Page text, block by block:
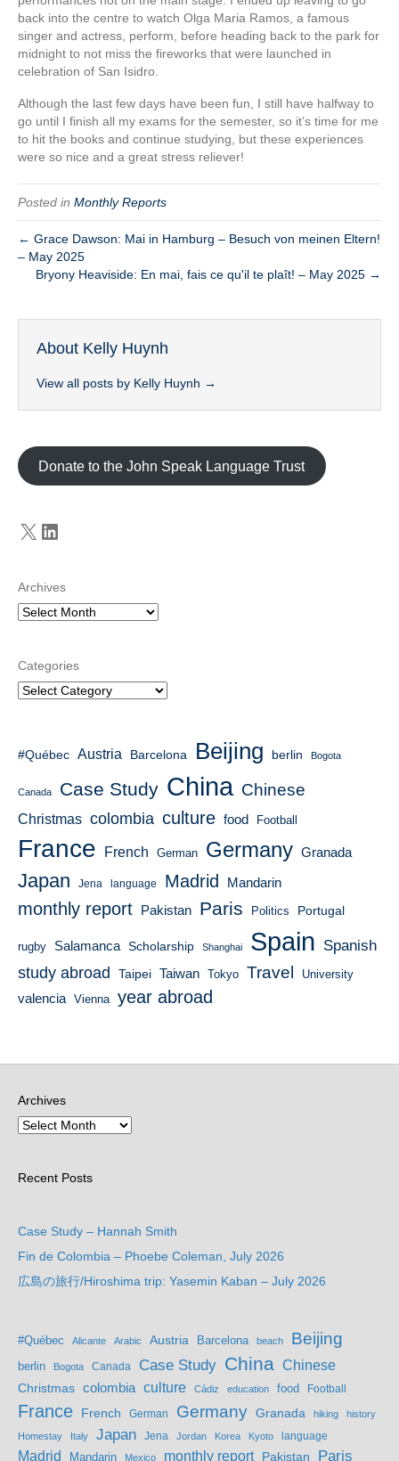
back into the centre to watch Olga Maria Ramos, a famous
singer and actress, perform, before heading back to the park for
midnight to not miss the fireworks that were launched in
celebration of San Isidro.
Although the last few days have been fun, I still have halfway to
go until I finish all my exams for the semester, so it’s time for me
to hit the books and continue studying, but these experiences
were so nice and a great stress reliever!
Posted in Monthly Reports
← Grace Dawson: Mai in Hamburg – Besuch von meinen Eltern!
– May 2025
Bryony Heaviside: En mai, fais ce qu'il te plaît! – May 2025 →
About Kelly Huynh
View all posts by Kelly Huynh →
Donate to the John Speak Language Trust
X LinkedIn
Archives
Categories
#Québec Austria Barcelona Beijing berlin Bogota
Canada Case Study China Chinese
Christmas colombia culture food Football
France French German Germany Granada
Japan Jena language Madrid Mandarin
monthly report Pakistan Paris Politics Portugal
rugby Salamanca Scholarship Shanghai Spain Spanish
study abroad
Taipei Taiwan Tokyo Travel University
valencia Vienna year abroad
Archives
Recent Posts
Case Study – Hannah Smith
Fin de Colombia – Phoebe Coleman, July 2026
広島の旅行/Hiroshima trip: Yasemin Kaban – July 2026
#Québec Alicante Arabic Austria Barcelona beach Beijing
berlin Bogota Canada Case Study China Chinese
Christmas colombia culture Cádiz education food Football
France French German Germany Granada hiking history
Homestay Italy Japan Jena Jordan Korea Kyoto language
Madrid Mandarin Mexico monthly report Pakistan Paris